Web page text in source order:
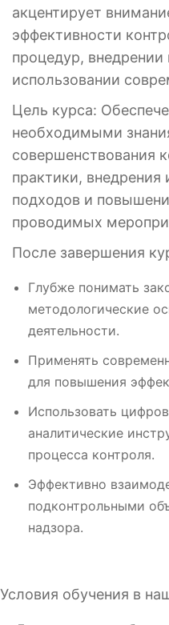
акцентирует
эффективности
процедур,
использовании
Цель курса:
необходимыми
совершенствования
практики, внедрения
подходов и
проводимых
После завершения
Глубже понимать
методологические
деятельности.
Применять
для повышения
Использовать
аналитические
процесса контроля.
Эффективно
подконтрольными
надзора.
Условия обучения в